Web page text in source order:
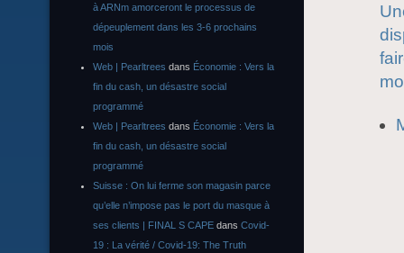
à ARNm amorceront le processus de
dépeuplement dans les 3-6 prochains
mois
Web | Pearltrees dans Économie : Vers la
fin du cash, un désastre social
programmé
Web | Pearltrees dans Économie : Vers la
fin du cash, un désastre social
programmé
Suisse : On lui ferme son magasin parce
qu’elle n’impose pas le port du masque à
ses clients | FINAL S CAPE dans Covid-
19 : La vérité / Covid-19: The Truth